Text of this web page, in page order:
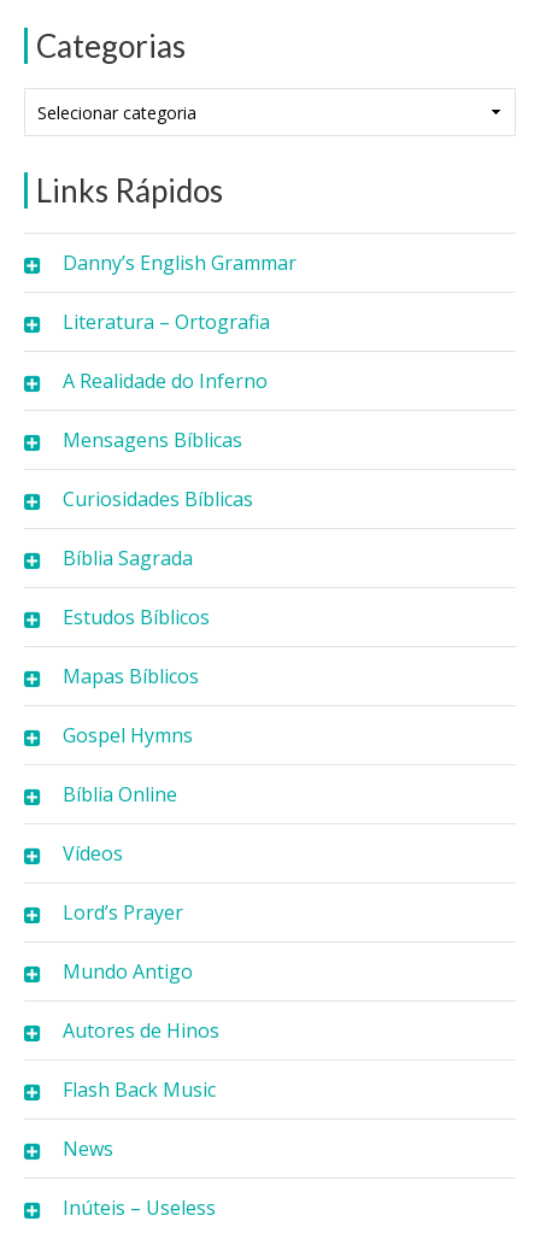
Categorias
Links Rápidos
Danny’s English Grammar
Literatura – Ortografia
A Realidade do Inferno
Mensagens Bíblicas
Curiosidades Bíblicas
Bíblia Sagrada
Estudos Bíblicos
Mapas Bíblicos
Gospel Hymns
Bíblia Online
Vídeos
Lord’s Prayer
Mundo Antigo
Autores de Hinos
Flash Back Music
News
Inúteis – Useless